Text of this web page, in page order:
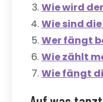
Wie wird
Wie sind
Wer fängt
Wie zählt
Wie fängt